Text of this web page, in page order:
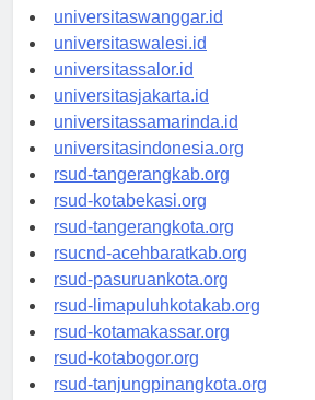
universitassorong.id
universitaswanggar.id
universitaswalesi.id
universitassalor.id
universitasjakarta.id
universitassamarinda.id
universitasindonesia.org
rsud-tangerangkab.org
rsud-kotabekasi.org
rsud-tangerangkota.org
rsucnd-acehbaratkab.org
rsud-pasuruankota.org
rsud-limapuluhkotakab.org
rsud-kotamakassar.org
rsud-kotabogor.org